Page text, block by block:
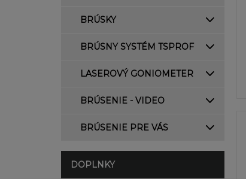
BRÚSKY
BRÚSNY SYSTÉM TSPROF
LASEROVÝ GONIOMETER
BRÚSENIE - VIDEO
BRÚSENIE PRE VÁS
DOPLNKY